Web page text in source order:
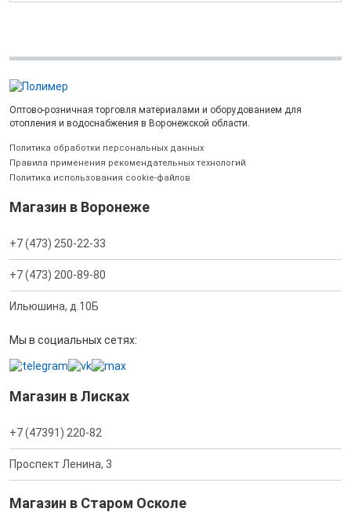
Оптово-розничная торговля материалами и оборудованием для
отопления и водоснабжения в Воронежской области.
Политика обработки персональных данных
Правила применения рекомендательных технологий
Политика использования cookie-файлов
Магазин в Воронеже
+7 (473) 250-22-33
+7 (473) 200-89-80
Ильюшина, д.10Б
Мы в социальных сетях:
Магазин в Лисках
+7 (47391) 220-82
Проспект Ленина, 3
Магазин в Старом Осколе